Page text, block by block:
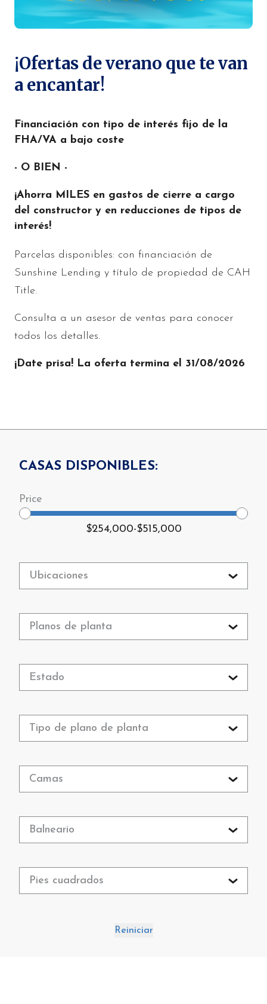
¡Ofertas de verano que te van
a encantar!
Financiación con tipo de interés fijo de la
FHA/VA a bajo coste
- O BIEN -
¡Ahorra MILES en gastos de cierre a cargo
del constructor y en reducciones de tipos de
interés!
Parcelas disponibles: con financiación de
Sunshine Lending y título de propiedad de CAH
Title.
Consulta a un asesor de ventas para conocer
todos los detalles.
¡Date prisa! La oferta termina el 31/08/2026
CASAS DISPONIBLES:
$254,000-$515,000
Ubicaciones
Planos de planta
Estado
Tipo de plano de planta
Camas
Balneario
Pies cuadrados
Reiniciar